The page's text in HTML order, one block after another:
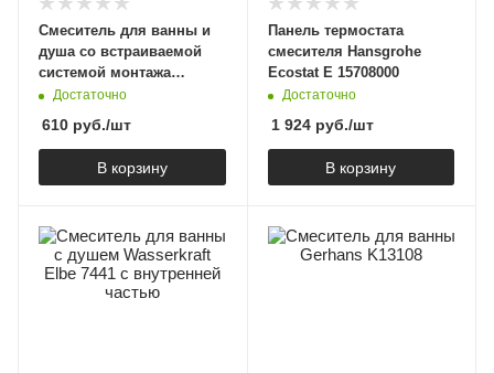
Смеситель для ванны и
душа со встраиваемой
системой монтажа
WasserKraft Elbe 7471
Достаточно
610 руб./шт
В корзину
Панель термостата
смесителя Hansgrohe
Ecostat E 15708000
Достаточно
1 924руб./шт
В корзину